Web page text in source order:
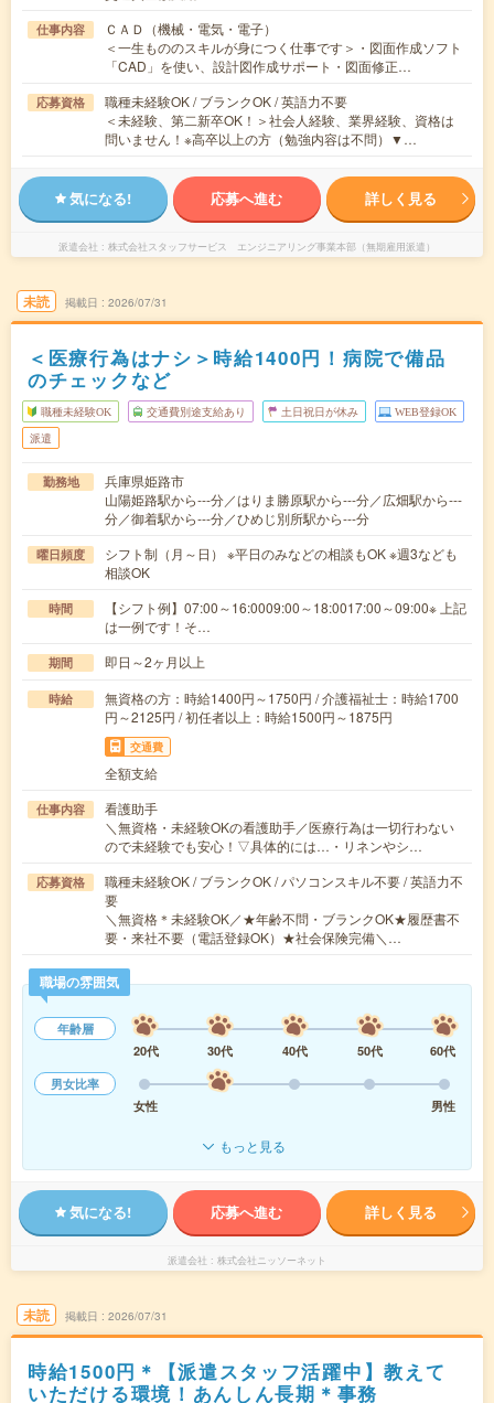
仕事内容
ＣＡＤ（機械・電気・電子）
＜一生もののスキルが身につく仕事です＞・図面作成ソフト
「CAD」を使い、設計図作成サポート・図面修正…
応募資格
職種未経験OK / ブランクOK / 英語力不要
＜未経験、第二新卒OK！＞社会人経験、業界経験、資格は
問いません！※高卒以上の方（勉強内容は不問）▼…
気になる! 応募へ進む 詳しく見る
派遣会社 株式会社スタッフサービス エンジニアリング事業本部（無期雇用派遣）
未読 掲載日 2026/07/31
＜医療行為はナシ＞時給1400円！病院で備品
のチェックなど
職種未経験OK 交通費別途支給あり 土日祝日が休み WEB登録OK
派遣
勤務地
兵庫県姫路市
山陽姫路駅から---分／はりま勝原駅から---分／広畑駅から---
分／御着駅から---分／ひめじ別所駅から---分
曜日頻度
シフト制（月～日） ※平日のみなどの相談もOK ※週3なども
相談OK
時間
【シフト例】07:00～16:0009:00～18:0017:00～09:00※ 上記
は一例です！そ…
期間 即日～2ヶ月以上
時給
無資格の方：時給1400円～1750円 / 介護福祉士：時給1700
円～2125円 / 初任者以上：時給1500円～1875円
交通費
全額支給
仕事内容
看護助手
＼無資格・未経験OKの看護助手／医療行為は一切行わない
ので未経験でも安心！▽具体的には…・リネンやシ…
応募資格
職種未経験OK / ブランクOK / パソコンスキル不要 / 英語力不
要
＼無資格＊未経験OK／★年齢不問・ブランクOK★履歴書不
要・来社不要（電話登録OK）★社会保険完備＼…
職場の雰囲気
年齢層
20代
30代 40代 50代
60代
男女比率
女性
男性
もっと見る
気になる! 応募へ進む 詳しく見る
派遣会社 株式会社ニッソーネット
未読 掲載日 2026/07/31
時給1500円＊【派遣スタッフ活躍中】教えて
いただける環境！あんしん長期＊事務